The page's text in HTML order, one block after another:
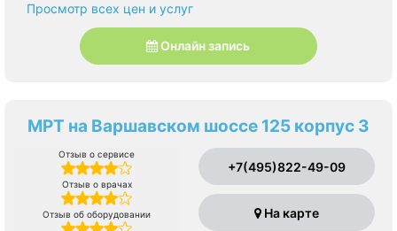
Просмотр всех цен и услуг
Онлайн запись
МРТ на Варшавском шоссе 125 корпус 3
Отзыв о сервисе
Отзыв о врачах
Отзыв об оборудовании
+7(495)822-49-09
На карте